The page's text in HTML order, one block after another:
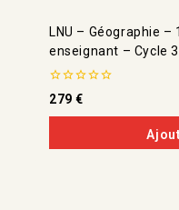
LNU – Géographie
enseignant – Cycle 3
0
de
5
279€